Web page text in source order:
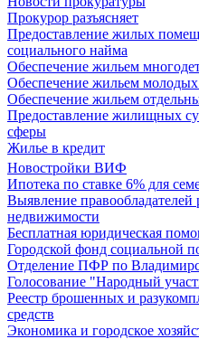
Прокурор разъясняет
Предоставление жилых
социального найма
Обеспечение жильем
Обеспечение жильем молодых
Обеспечение жильем
Предоставление жилищных
сферы
Жилье в кредит
Новостройки ВИФ
Ипотека по ставке 6% для
Выявление правообладателей
недвижимости
Бесплатная юридическая
Городской фонд социальной
Отделение ПФР по
Голосование "Народный
Реестр брошенных и
средств
Экономика и городское